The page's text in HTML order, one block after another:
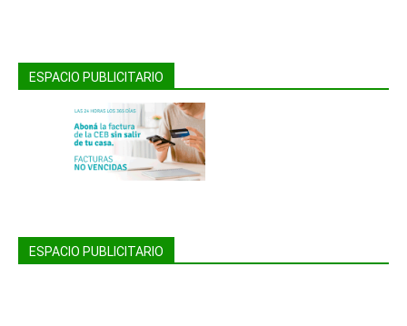
ESPACIO PUBLICITARIO
ESPACIO PUBLICITARIO